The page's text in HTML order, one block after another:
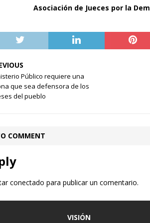
Asociación de Jueces por la
Público requiere una
que sea defensora de los
del pueblo
COMMENT
conectado para publicar un comentario.
VISIÓN